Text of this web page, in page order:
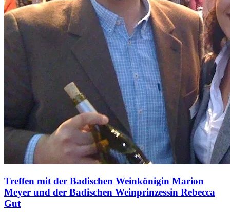
Treffen mit der Badischen Weinkönigin Marion
Meyer und der Badischen Weinprinzessin Rebecca
Gut